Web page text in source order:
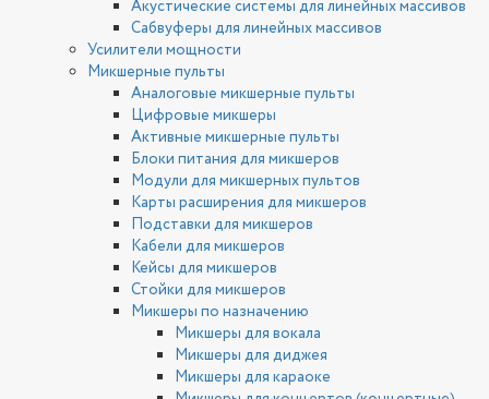
Акустические системы для линейных массивов
Сабвуферы для линейных массивов
Усилители мощности
Микшерные пульты
Аналоговые микшерные пульты
Цифровые микшеры
Активные микшерные пульты
Блоки питания для микшеров
Модули для микшерных пультов
Карты расширения для микшеров
Подставки для микшеров
Кабели для микшеров
Кейсы для микшеров
Стойки для микшеров
Микшеры по назначению
Микшеры для вокала
Микшеры для диджея
Микшеры для караоке